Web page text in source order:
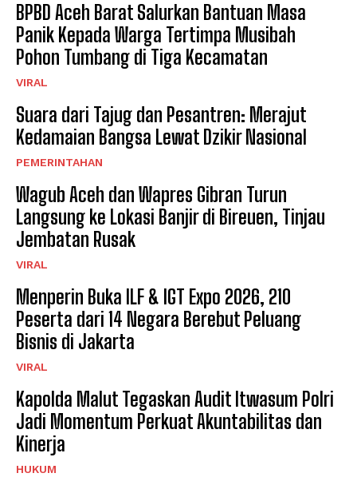
BPBD Aceh Barat Salurkan Bantuan Masa
Panik Kepada Warga Tertimpa Musibah
Pohon Tumbang di Tiga Kecamatan
VIRAL
Suara dari Tajug dan Pesantren: Merajut
Kedamaian Bangsa Lewat Dzikir Nasional
PEMERINTAHAN
Wagub Aceh dan Wapres Gibran Turun
Langsung ke Lokasi Banjir di Bireuen, Tinjau
Jembatan Rusak
VIRAL
Menperin Buka ILF & IGT Expo 2026, 210
Peserta dari 14 Negara Berebut Peluang
Bisnis di Jakarta
VIRAL
Kapolda Malut Tegaskan Audit Itwasum Polri
Jadi Momentum Perkuat Akuntabilitas dan
Kinerja
HUKUM